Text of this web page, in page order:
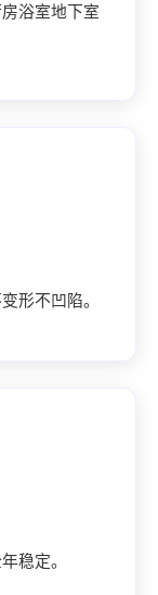
浴室地下室
形不凹陷。
稳定。